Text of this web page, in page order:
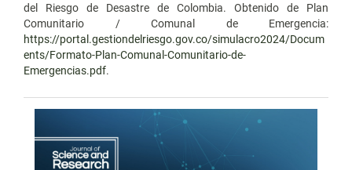
del Riesgo de Desastre de Colombia. Obtenido de Plan
Comunitario / Comunal de Emergencia:
https://portal.gestiondelriesgo.gov.co/simulacro2024/Docum
ents/Formato-Plan-Comunal-Comunitario-de-
Emergencias.pdf.